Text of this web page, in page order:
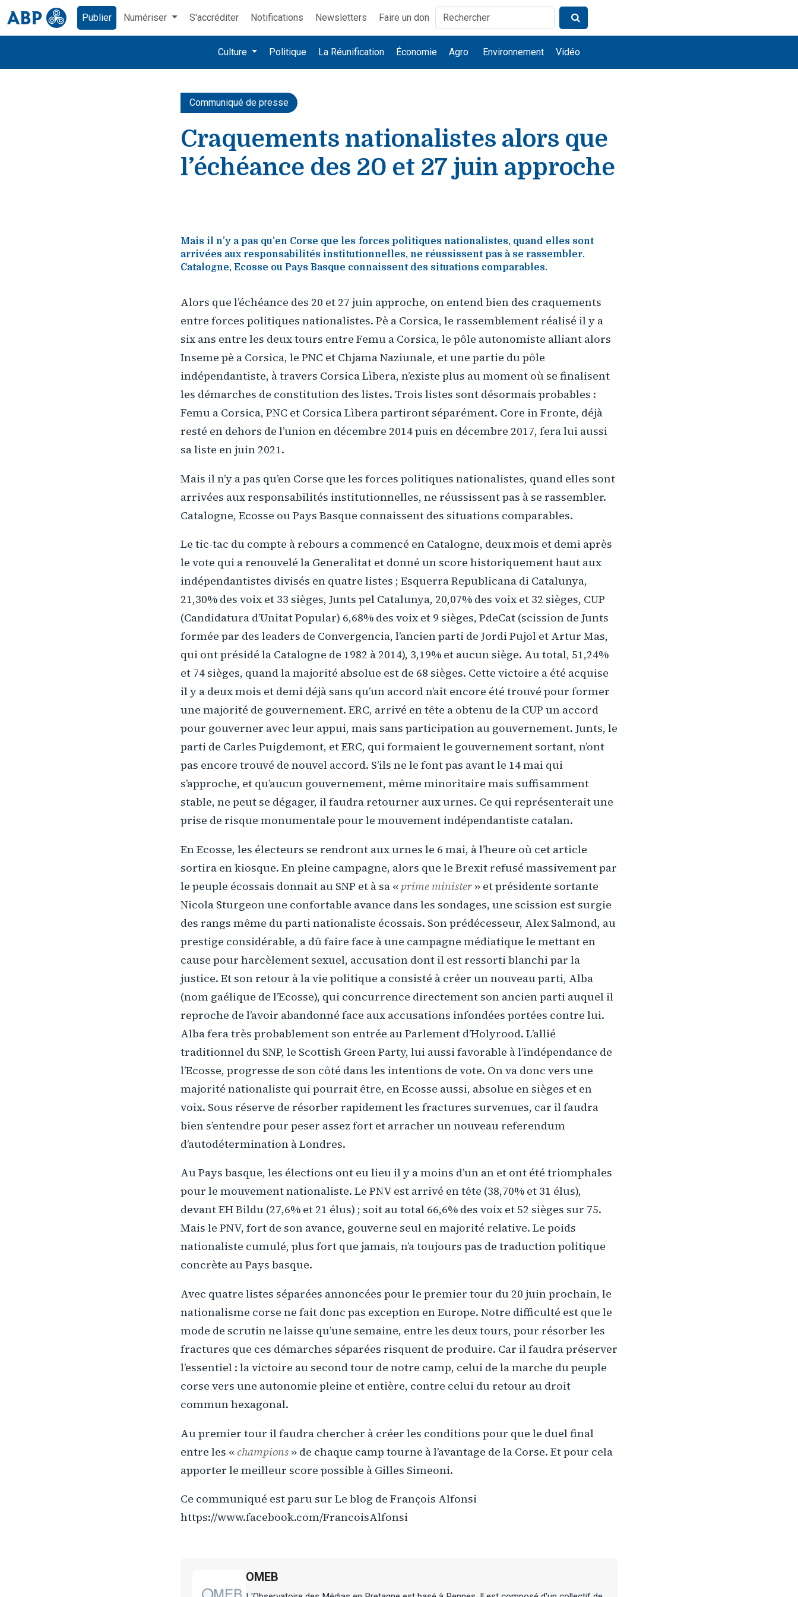
Publier Numériser S'accréditer Notifications Newsletters Faire un don
Culture Politique La Réunification Économie Agro Environnement Vidéo
Communiqué de presse
Craquements nationalistes alors que
l’échéance des 20 et 27 juin approche
Mais il n’y a pas qu’en Corse que les forces politiques nationalistes, quand elles sont
arrivées aux responsabilités institutionnelles, ne réussissent pas à se rassembler.
Catalogne, Ecosse ou Pays Basque connaissent des situations comparables.
Alors que l’échéance des 20 et 27 juin approche, on entend bien des craquements
entre forces politiques nationalistes. Pè a Corsica, le rassemblement réalisé il y a
six ans entre les deux tours entre Femu a Corsica, le pôle autonomiste alliant alors
Inseme pè a Corsica, le PNC et Chjama Naziunale, et une partie du pôle
indépendantiste, à travers Corsica Lìbera, n’existe plus au moment où se finalisent
les démarches de constitution des listes. Trois listes sont désormais probables :
Femu a Corsica, PNC et Corsica Lìbera partiront séparément. Core in Fronte, déjà
resté en dehors de l’union en décembre 2014 puis en décembre 2017, fera lui aussi
sa liste en juin 2021.
Mais il n’y a pas qu’en Corse que les forces politiques nationalistes, quand elles sont
arrivées aux responsabilités institutionnelles, ne réussissent pas à se rassembler.
Catalogne, Ecosse ou Pays Basque connaissent des situations comparables.
Le tic-tac du compte à rebours a commencé en Catalogne, deux mois et demi après
le vote qui a renouvelé la Generalitat et donné un score historiquement haut aux
indépendantistes divisés en quatre listes ; Esquerra Republicana di Catalunya,
21,30% des voix et 33 sièges, Junts pel Catalunya, 20,07% des voix et 32 sièges, CUP
(Candidatura d’Unitat Popular) 6,68% des voix et 9 sièges, PdeCat (scission de Junts
formée par des leaders de Convergencia, l’ancien parti de Jordi Pujol et Artur Mas,
qui ont présidé la Catalogne de 1982 à 2014), 3,19% et aucun siège. Au total, 51,24%
et 74 sièges, quand la majorité absolue est de 68 sièges. Cette victoire a été acquise
il y a deux mois et demi déjà sans qu’un accord n’ait encore été trouvé pour former
une majorité de gouvernement. ERC, arrivé en tête a obtenu de la CUP un accord
pour gouverner avec leur appui, mais sans participation au gouvernement. Junts, le
parti de Carles Puigdemont, et ERC, qui formaient le gouvernement sortant, n’ont
pas encore trouvé de nouvel accord. S’ils ne le font pas avant le 14 mai qui
s’approche, et qu’aucun gouvernement, même minoritaire mais suffisamment
stable, ne peut se dégager, il faudra retourner aux urnes. Ce qui représenterait une
prise de risque monumentale pour le mouvement indépendantiste catalan.
En Ecosse, les électeurs se rendront aux urnes le 6 mai, à l’heure où cet article
sortira en kiosque. En pleine campagne, alors que le Brexit refusé massivement par
le peuple écossais donnait au SNP et à sa « prime minister » et présidente sortante
Nicola Sturgeon une confortable avance dans les sondages, une scission est surgie
des rangs même du parti nationaliste écossais. Son prédécesseur, Alex Salmond, au
prestige considérable, a dû faire face à une campagne médiatique le mettant en
cause pour harcèlement sexuel, accusation dont il est ressorti blanchi par la
justice. Et son retour à la vie politique a consisté à créer un nouveau parti, Alba
(nom gaélique de l’Ecosse), qui concurrence directement son ancien parti auquel il
reproche de l’avoir abandonné face aux accusations infondées portées contre lui.
Alba fera très probablement son entrée au Parlement d’Holyrood. L’allié
traditionnel du SNP, le Scottish Green Party, lui aussi favorable à l’indépendance de
l’Ecosse, progresse de son côté dans les intentions de vote. On va donc vers une
majorité nationaliste qui pourrait être, en Ecosse aussi, absolue en sièges et en
voix. Sous réserve de résorber rapidement les fractures survenues, car il faudra
bien s’entendre pour peser assez fort et arracher un nouveau referendum
d’autodétermination à Londres.
Au Pays basque, les élections ont eu lieu il y a moins d’un an et ont été triomphales
pour le mouvement nationaliste. Le PNV est arrivé en tête (38,70% et 31 élus),
devant EH Bildu (27,6% et 21 élus) ; soit au total 66,6% des voix et 52 sièges sur 75.
Mais le PNV, fort de son avance, gouverne seul en majorité relative. Le poids
nationaliste cumulé, plus fort que jamais, n’a toujours pas de traduction politique
concrète au Pays basque.
Avec quatre listes séparées annoncées pour le premier tour du 20 juin prochain, le
nationalisme corse ne fait donc pas exception en Europe. Notre difficulté est que le
mode de scrutin ne laisse qu’une semaine, entre les deux tours, pour résorber les
fractures que ces démarches séparées risquent de produire. Car il faudra préserver
l’essentiel : la victoire au second tour de notre camp, celui de la marche du peuple
corse vers une autonomie pleine et entière, contre celui du retour au droit
commun hexagonal.
Au premier tour il faudra chercher à créer les conditions pour que le duel final
entre les « champions » de chaque camp tourne à l’avantage de la Corse. Et pour cela
apporter le meilleur score possible à Gilles Simeoni.
Ce communiqué est paru sur Le blog de François Alfonsi
https://www.facebook.com/FrancoisAlfonsi
OMEB